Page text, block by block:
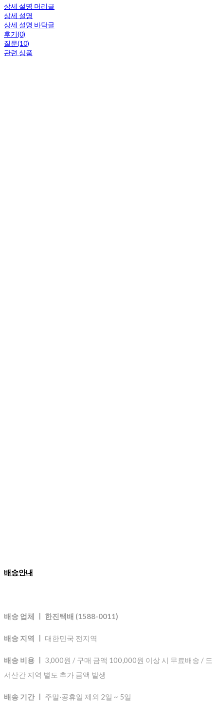
상세 설명 머리글
상세 설명
상세 설명 바닥글
후기(0)
질문(10)
관련 상품
배송안내
배송 업체 ㅣ 한진택배 (1588-0011)
배송 지역 ㅣ 대한민국 전지역
배송 비용 ㅣ 3,000원 / 구매 금액 100,000원 이상 시 무료배송 / 도
서산간 지역 별도 추가 금액 발생
배송 기간 ㅣ 주말·공휴일 제외 2일 ~ 5일